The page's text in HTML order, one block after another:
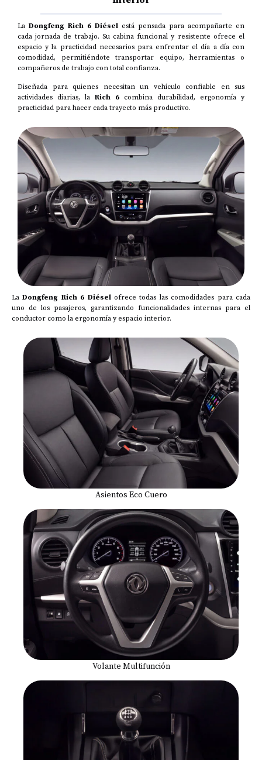
La Dongfeng Rich 6 Diésel está pensada para acompañarte en
cada jornada de trabajo. Su cabina funcional y resistente ofrece el
espacio y la practicidad necesarios para enfrentar el día a día con
comodidad, permitiéndote transportar equipo, herramientas o
compañeros de trabajo con total confianza.
Diseñada para quienes necesitan un vehículo confiable en sus
actividades diarias, la Rich 6 combina durabilidad, ergonomía y
practicidad para hacer cada trayecto más productivo.
LaDongfeng Rich 6 Diéselofrece todas las comodidades para cada
uno de los pasajeros, garantizando funcionalidades internas para el
conductor como la ergonomía y espacio interior.
Asientos Eco Cuero
Volante Multifunción